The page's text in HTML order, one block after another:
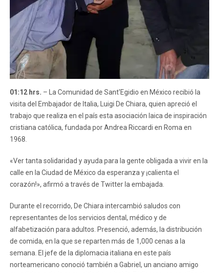
01:12 hrs. – La Comunidad de Sant'Egidio en México recibió la
visita del Embajador de Italia, Luigi De Chiara, quien apreció el
trabajo que realiza en el país esta asociación laica de inspiración
cristiana católica, fundada por Andrea Riccardi en Roma en
1968.
«Ver tanta solidaridad y ayuda para la gente obligada a vivir en la
calle en la Ciudad de México da esperanza y ¡calienta el
corazón!», afirmó a través de Twitter la embajada.
Durante el recorrido, De Chiara intercambió saludos con
representantes de los servicios dental, médico y de
alfabetización para adultos. Presenció, además, la distribución
de comida, en la que se reparten más de 1,000 cenas a la
semana. El jefe de la diplomacia italiana en este país
norteamericano conoció también a Gabriel, un anciano amigo